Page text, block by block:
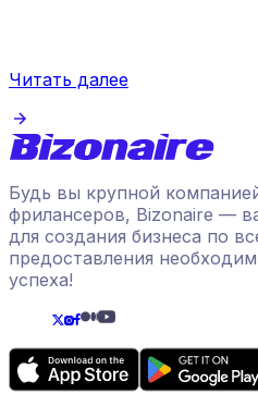
Читать далее
Будь вы крупной
фрилансеров, Bizonaire —
для создания бизнеса по
предоставления
успеха!